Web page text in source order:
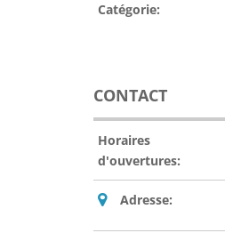
Catégorie:
CONTACT
Horaires
d'ouvertures:
Adresse: